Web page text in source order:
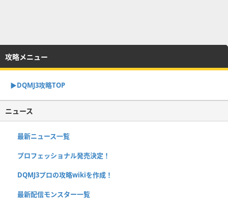
攻略メニュー
▶︎DQMJ3攻略TOP
ニュース
最新ニュース一覧
プロフェッショナル発売決定！
DQMJ3プロの攻略wikiを作成！
最新配信モンスター一覧